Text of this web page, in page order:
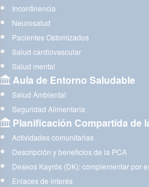
Incontinencia
Neurosalud
Pacientes Ostomizados
Salud cardiovascular
Salud mental
Aula de Entorno Saludable
Salud Ambiental
Seguridad Alimentaria
Planificación Compartida de
Actividades comunitarias
Descripción y beneficios de la PCA
Deseos Kayrós (DK): complementar por
Enlaces de interés